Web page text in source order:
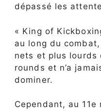
dépassé les
« King of
au long du
nets et plus lourds
rounds et n’a
dominer.
Cependant, au 11e